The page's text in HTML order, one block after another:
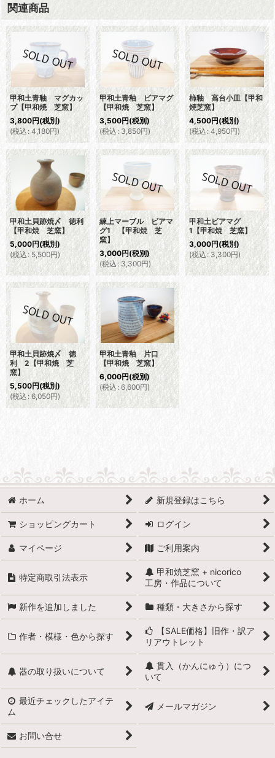
関連商品
甲和土青釉 マグカッ
プ【甲和焼 芝窯】
3,800円(税別)
(税込: 4,180円)
甲和土青釉 ビアマグ
【甲和焼 芝窯】
3,500円(税別)
(税込: 3,850円)
柿釉 高台小皿【甲和
焼芝窯】
4,500円(税別)
(税込: 4,950円)
甲和土貝跡焼〆 徳利
【甲和焼 芝窯】
5,000円(税別)
(税込: 5,500円)
練上マーブル ビアマ
グ1 【甲和焼 芝
窯】
3,000円(税別)
(税込: 3,300円)
甲和土ビアマグ
1【甲和焼 芝窯】
3,000円(税別)
(税込: 3,300円)
甲和土貝跡焼〆 徳
利 2【甲和焼 芝
窯】
5,500円(税別)
(税込 : 6,050円)
甲和土青釉 片口
【甲和焼 芝窯】
6,000円(税別)
(税込: 6,600円)
ホーム 新規登録はこちら
ショッピングカート ログイン
マイページ ご利用案内
特定商取引法表示
甲和焼芝窯 + nicorico
工房・作品について
新作を追加しました 種類・大きさから探す
作者・模様・色から探す
【SALE価格】旧作・訳ア
リアウトレット
器の取り扱いについて
貫入（かんにゅう）につ
いて
最近チェックしたアイテ
ム
メールマガジン
お問い合せ